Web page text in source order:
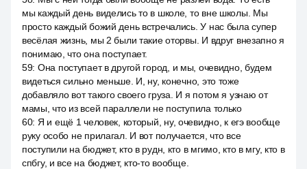
мы каждый день виделись то в школе, то вне школы. Мы
просто каждый божий день встречались. У нас была супер
весёлая жизнь, мы 2 были такие оторвы. И вдруг внезапно я
понимаю, что она поступает.
59: Она поступает в другой город, и мы, очевидно, будем
видеться сильно меньше. И, ну, конечно, это тоже
добавляло вот такого своего груза. И я потом я узнаю от
мамы, что из всей параллели не поступила только
60: Я и ещё 1 человек, который, ну, очевидно, к егэ вообще
руку особо не прилагал. И вот получается, что все
поступили на бюджет, кто в рудн, кто в мгимо, кто в мгу, кто в
спбгу, и все на бюджет, кто-то вообще.